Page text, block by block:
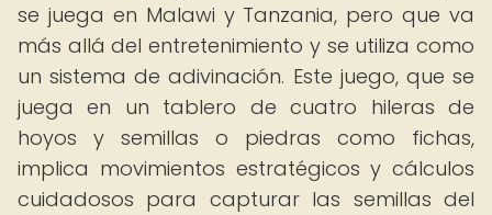
se juega en Malawi y Tanzania, pero que va
más allá del entretenimiento y se utiliza como
un sistema de adivinación. Este juego, que se
juega en un tablero de cuatro hileras de
hoyos y semillas o piedras como fichas,
implica movimientos estratégicos y cálculos
cuidadosos para capturar las semillas del